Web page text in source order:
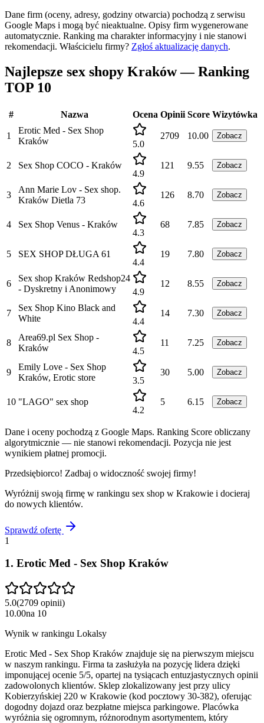
Dane firm (oceny, adresy, godziny otwarcia) pochodzą z serwisu
Google Maps i mogą być nieaktualne. Opisy firm wygenerowane
automatycznie. Ranking ma charakter informacyjny i nie stanowi
rekomendacji. Właścicielu firmy? Zgłoś aktualizację danych.
Najlepsze sex shopy Kraków — Ranking
TOP 10
# Nazwa Ocena Opinii Score Wizytówka
1
Erotic Med - Sex Shop
Kraków
5.0
2709 10.00 Zobacz
2
Sex Shop COCO - Kraków
4.9
121 9.55 Zobacz
3
Ann Marie Lov - Sex shop.
Kraków Dietla 73
4.6
126 8.70 Zobacz
4
Sex Shop Venus - Kraków
4.3
68 7.85 Zobacz
5
SEX SHOP DŁUGA 61
4.4
19 7.80 Zobacz
6
Sex shop Kraków Redshop24
- Dyskretny i Anonimowy
4.9
12 8.55 Zobacz
7
Sex Shop Kino Black and
White
4.4
14 7.30 Zobacz
8
Area69.pl Sex Shop -
Kraków
4.5
11 7.25 Zobacz
9
Emily Love - Sex Shop
Kraków, Erotic store
3.5
30 5.00 Zobacz
10 "LAGO" sex shop
4.2
5 6.15 Zobacz
Dane i oceny pochodzą z Google Maps. Ranking Score obliczany
algorytmicznie — nie stanowi rekomendacji. Pozycja nie jest
wynikiem płatnej promocji.
Przedsiębiorco! Zadbaj o widoczność swojej firmy!
Wyróżnij swoją firmę w rankingu sex shop w Krakowie i docieraj
do nowych klientów.
Sprawdź ofertę
1
1. Erotic Med - Sex Shop Kraków
5.0(2709 opinii)
10.00na 10
Wynik w rankingu Lokalsy
Erotic Med - Sex Shop Kraków znajduje się na pierwszym miejscu
w naszym rankingu. Firma ta zasłużyła na pozycję lidera dzięki
imponującej ocenie 5/5, opartej na tysiącach entuzjastycznych opinii
zadowolonych klientów. Sklep zlokalizowany jest przy ulicy
Kobierzyńskiej 220 w Krakowie (kod pocztowy 30-382), oferując
dogodny dojazd oraz bezpłatne miejsca parkingowe. Placówka
wyróżnia się ogromnym, różnorodnym asortymentem, który